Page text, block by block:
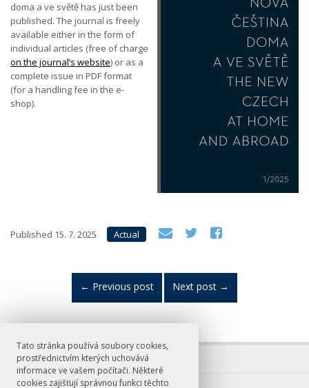
Tato stránka používá soubory cookies,
prostřednictvím kterých uchovává
informace ve vašem počítači. Některé
cookies zajišťují správnou funkci těchto
doma a ve světě has just been
published. The journal is freely
available either in the form of
individual articles (free of charge
on the journal’s website) or as a
complete issue in PDF format
(for a handling fee in the e-
shop).
Published 15. 7. 2025 Actual
← Previous post Next post →